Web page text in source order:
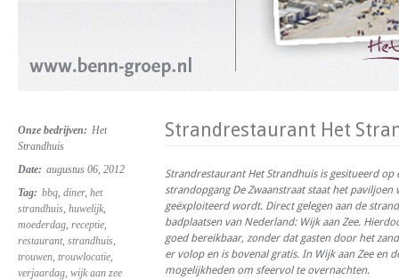
Onze bedrijven: Het
Strandhuis
Date: augustus 06, 2012
Tag: bbq, diner, het
strandhuis, huwelijk,
moederdag, receptie,
restaurant, strandhuis,
trouwen, trouwlocatie,
verjaardag, wijk aan zee
Strandrestaurant Het
Strandrestaurant Het Strandhuis is gesitueerd op
strandopgang De Zwaanstraat staat het
geëxploiteerd wordt. Direct gelegen aan de
badplaatsen van Nederland: Wijk aan Zee.
goed bereikbaar, zonder dat gasten door het
er volop en is bovenal gratis. In Wijk aan Zee en
mogelijkheden om sfeervol te overnachten.